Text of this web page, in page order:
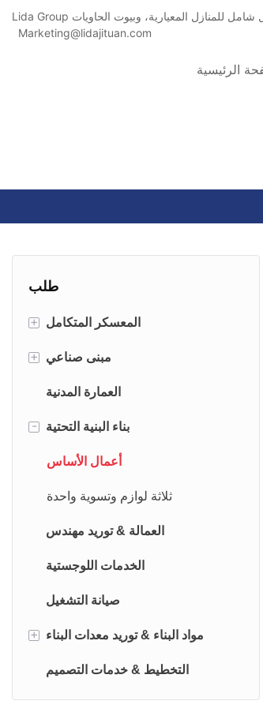
Marketing@lidajituan.com
الرئيسية
طلب
+ المعسكر المتكامل
مرحاض & غرفة الاستحمام
سوبر ماركت كامب لايف - محل
غرفة الصلاة
غرفة الترفيه
مستودع المخيم
غرفة الغسيل
إدارة المخيم والمكتب في الموقع
المستوصف
مبنى مطعم المطبخ
إقامة
+ مبنى صناعي
دفيئة
محطة المطار
مزرعة
متجر الهياكل الفولاذية
قاعة المعرض
بيت التبريد
مستودع
مصنع
العمارة المدنية
- بناء البنية التحتية
أعمال الأساس
ثلاثة لوازم وتسوية واحدة
العمالة & توريد مهندس
الخدمات اللوجستية
صيانة التشغيل
+ مواد البناء & توريد معدات البناء
سور
لوح مركب
التخطيط & خدمات التصميم